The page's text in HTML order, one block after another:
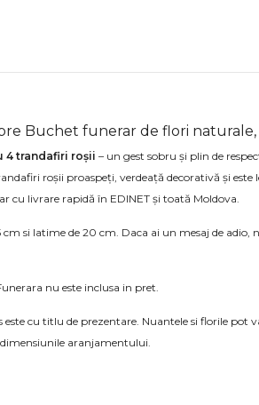
Buchet funerar de flori naturale,
4 trandafiri roșii – un gest sobru și plin de
roșii proaspeți, verdeață decorativă și
cu livrare rapidă în EDINET și toată Moldova.
cm si latime de 20 cm. Daca ai un mesaj de
nu este inclusa in pret.
este cu titlu de prezentare. Nuantele si florile pot
aranjamentului.